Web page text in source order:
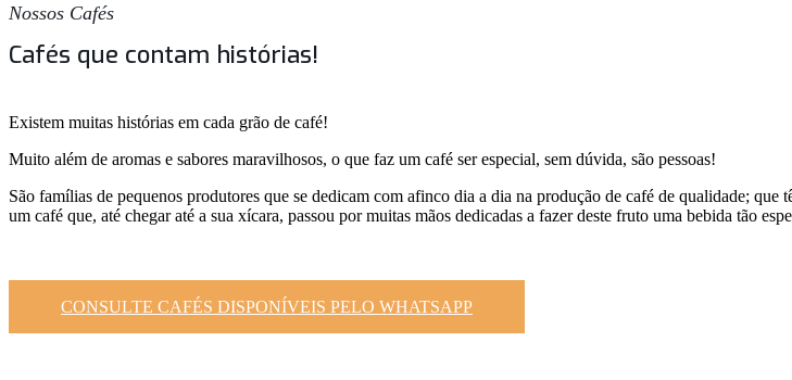
Nossos Cafés
Cafés que contam histórias!
Existem muitas histórias em cada grão de café!
Muito além de aromas e sabores maravilhosos, o que faz um café ser especial, sem dúvida, são pessoas!
São famílias de pequenos produtores que se dedicam com afinco dia a dia na produção de café de qualidade;
um café que, até chegar até a sua xícara, passou por muitas mãos dedicadas a fazer deste fruto uma bebida tão
CONSULTE CAFÉS DISPONÍVEIS PELO WHATSAPP